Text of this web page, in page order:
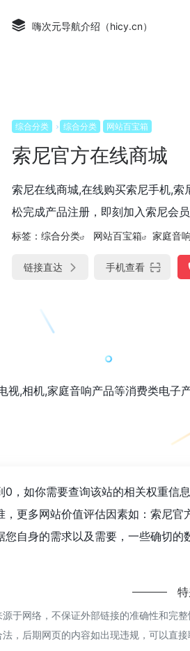
嗨次元导航介绍（hicy.cn）
综合分类 综合分类 网站百宝箱
索尼官方在线商城
索尼在线商城,在线购买索尼手机,
松完成产品注册，即刻加入索尼会员
标签： 综合分类 网站百宝箱 家庭音
链接直达 手机查看
视,相机,家庭音响产品等消费类电
，如你需要查询该站的相关权重信
更多网站价值评估因素如：索尼
自身的需求以及需要，一些确切
于网络，不保证外部链接的准确性和完
，后期网页的内容如出现违规，可以直